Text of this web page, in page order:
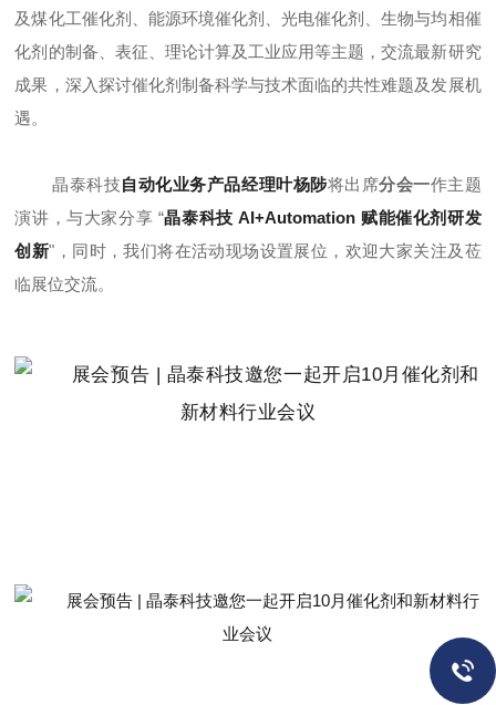
及煤化工催化剂、能源环境催化剂、光电催化剂、生物与均相催
化剂的制备、表征、理论计算及工业应用等主题，交流最新研究
成果，深入探讨催化剂制备科学与技术面临的共性难题及发展机
遇。
晶泰科技自动化业务产品经理叶杨陟将出席分会一作主题
演讲，与大家分享 “晶泰科技 AI+Automation 赋能催化剂研发
创新"，同时，我们将在活动现场设置展位，欢迎大家关注及莅
临展位交流。